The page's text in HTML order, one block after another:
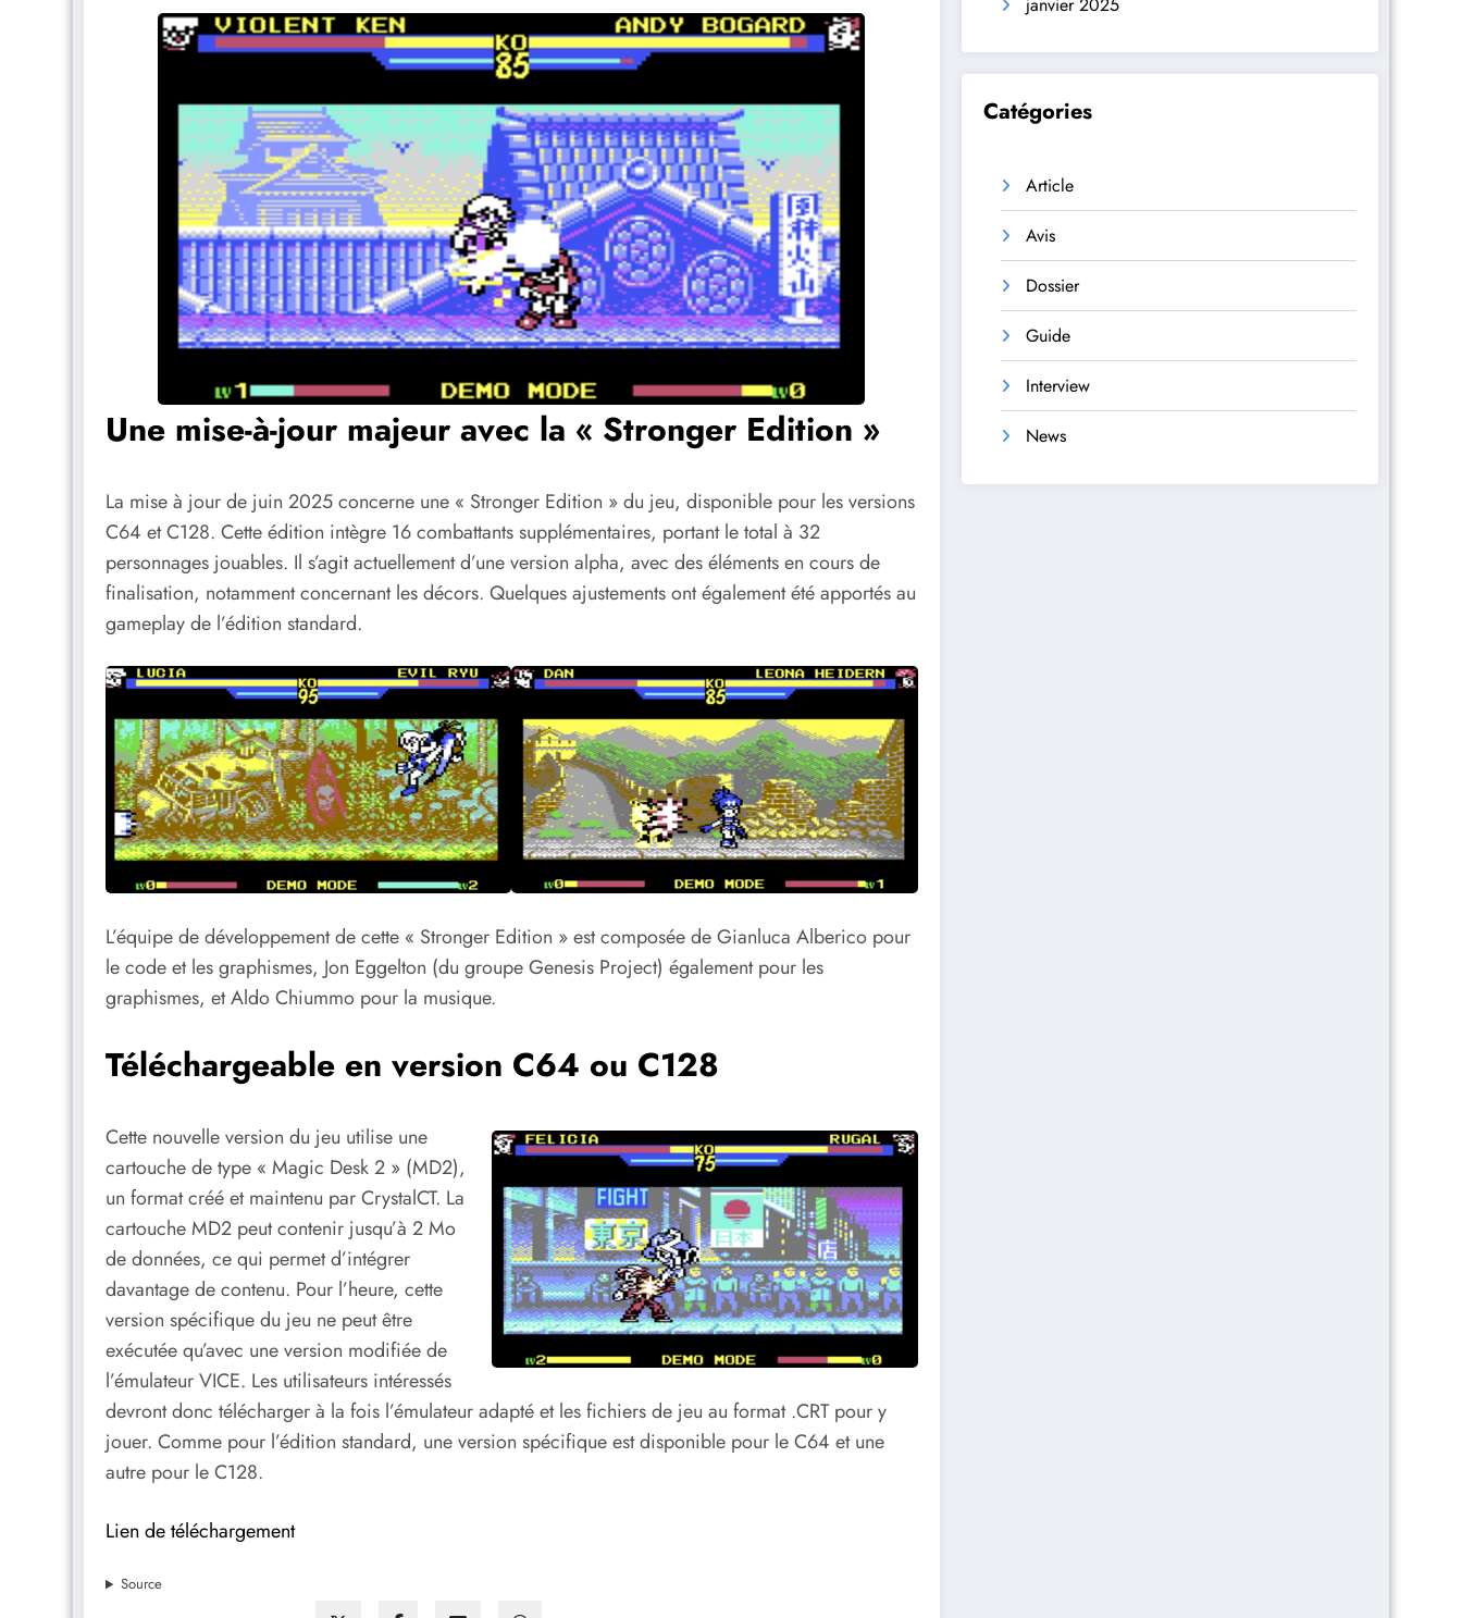
Une mise-à-jour majeur avec la « Stronger Edition »
La mise à jour de juin 2025 concerne une « Stronger Edition » du jeu, disponible pour les versions
C64 et C128. Cette édition intègre 16 combattants supplémentaires, portant le total à 32
personnages jouables. Il s’agit actuellement d’une version alpha, avec des éléments en cours de
finalisation, notamment concernant les décors. Quelques ajustements ont également été apportés au
gameplay de l’édition standard.
L’équipe de développement de cette « Stronger Edition » est composée de Gianluca Alberico pour
le code et les graphismes, Jon Eggelton (du groupe Genesis Project) également pour les
graphismes, et Aldo Chiummo pour la musique.
Téléchargeable en version C64 ou C128
Cette nouvelle version du jeu utilise une
cartouche de type « Magic Desk 2 » (MD2),
un format créé et maintenu par CrystalCT. La
cartouche MD2 peut contenir jusqu’à 2 Mo
de données, ce qui permet d’intégrer
davantage de contenu. Pour l’heure, cette
version spécifique du jeu ne peut être
exécutée qu’avec une version modifiée de
l’émulateur VICE. Les utilisateurs intéressés
devront donc télécharger à la fois l’émulateur adapté et les fichiers de jeu au format .CRT pour y
jouer. Comme pour l’édition standard, une version spécifique est disponible pour le C64 et une
autre pour le C128.
Lien de téléchargement
Source
Catégories
Article
Avis
Dossier
Guide
Interview
News